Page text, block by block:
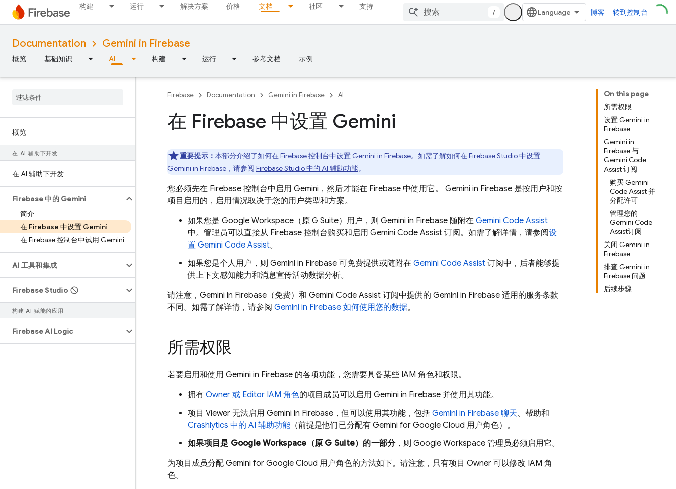
构建 运行 解决方案 价格 文档 社区 支持
/ 博客 转到控制台
Documentation Gemini in Firebase
概览 基础知识 AI 构建 运行 参考文档 示例
概览
在 AI 辅助下开发
在 AI 辅助下开发
Firebase 中的 Gemini
简介
在 Firebase 中设置 Gemini
在 Firebase 控制台中试用 Gemini
AI 工具和集成
Firebase Studio
构建 AI 赋能的应用
Firebase AI Logic
On this page
所需权限
设置 Gemini in
Firebase
Gemini in
Firebase 与
Gemini Code
Assist 订阅
购买 Gemini
Code Assist 并
分配许可
管理您的
Gemini Code
Assist订阅
关闭 Gemini in
Firebase
排查 Gemini in
Firebase 问题
后续步骤
Firebase Documentation Gemini in Firebase AI
在 Firebase 中设置 Gemini
重要提示：本部分介绍了如何在Firebase控制台中设置 Gemini inFirebase。如需了解如何在Firebase Studio中设置
Gemini in Firebase ，请参阅 Firebase Studio中的 AI 辅助功能。
您必须先在 Firebase 控制台中启用 Gemini，然后才能在 Firebase 中使用它。 Gemini in Firebase 是按用户和按
项目启用的，启用情况取决于您的用户类型和方案。
如果您是 Google Workspace（原 G Suite）用户，则 Gemini in Firebase 随附在 Gemini Code Assist
中。管理员可以直接从 Firebase 控制台购买和启用 Gemini Code Assist 订阅。如需了解详情，请参阅设
置 Gemini Code Assist。
如果您是个人用户，则 Gemini in Firebase 可免费提供或随附在 Gemini Code Assist 订阅中，后者能够提
供上下文感知能力和消息宣传活动数据分析。
请注意，Gemini in Firebase （免费）和 Gemini Code Assist 订阅中提供的 Gemini in Firebase 适用的服务条款
不同。如需了解详情，请参阅 Gemini in Firebase 如何使用您的数据。
所需权限
若要启用和使用 Gemini in Firebase 的各项功能，您需要具备某些 IAM 角色和权限。
拥有 Owner 或 Editor IAM 角色的项目成员可以启用 Gemini in Firebase 并使用其功能。
项目 Viewer 无法启用 Gemini in Firebase ，但可以使用其功能，包括 Gemini in Firebase 聊天、帮助和
Crashlytics 中的 AI 辅助功能 （前提是他们已分配有 Gemini for Google Cloud 用户角色） 。
如果项目是 Google Workspace（原 G Suite）的一部分，则 Google Workspace 管理员必须启用它。
为项目成员分配 Gemini for Google Cloud 用户角色的方法如下。请注意，只有项目 Owner 可以修改 IAM 角
色。